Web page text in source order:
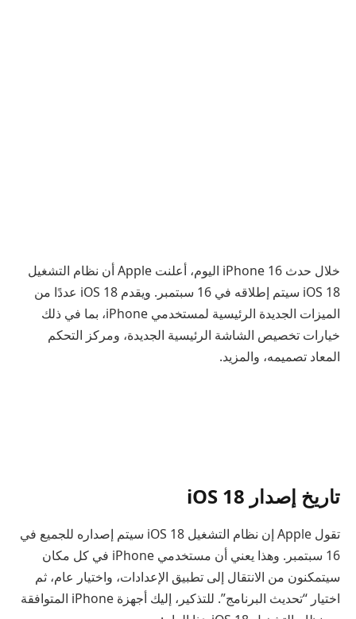
خلال حدث iPhone 16 اليوم، أعلنت Apple أن نظام التشغيل
iOS 18 سيتم إطلاقه في 16 سبتمبر. ويقدم iOS 18 عددًا من
الميزات الجديدة الرئيسية لمستخدمي iPhone، بما في ذلك
خيارات تخصيص الشاشة الرئيسية الجديدة، ومركز التحكم
المعاد تصميمه، والمزيد.
تاريخ إصدار iOS 18
تقول Apple إن نظام التشغيل iOS 18 سيتم إصداره للجميع في
16 سبتمبر. وهذا يعني أن مستخدمي iPhone في كل مكان
سيتمكنون من الانتقال إلى تطبيق الإعدادات، واختيار عام، ثم
اختيار “تحديث البرنامج”. للتذكير، إليك أجهزة iPhone المتوافقة